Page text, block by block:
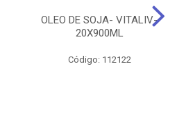
OLEO DE SOJA- VITALIV-
20X900ML
Código: 112122